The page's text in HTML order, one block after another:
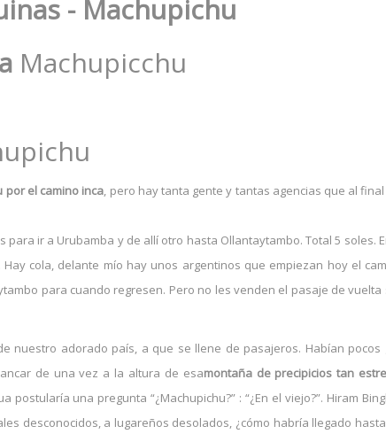
- Machupichu
Machupicchu
por el camino inca, pero hay tanta gente y tantas agencias que al
ir a Urubamba y de allí otro hasta Ollantaytambo. Total 5 soles.
cola, delante mío hay unos argentinos que empiezan hoy el
para cuando regresen. Pero no les venden el pasaje de vuelta
nuestro adorado país, a que se llene de pasajeros. Habían pocos
de una vez a la altura de esamontaña de precipicios tan
postularía una pregunta “¿Machupichu?” : “¿En el viejo?”. Hiram
desconocidos, a lugareños desolados, ¿cómo habría llegado